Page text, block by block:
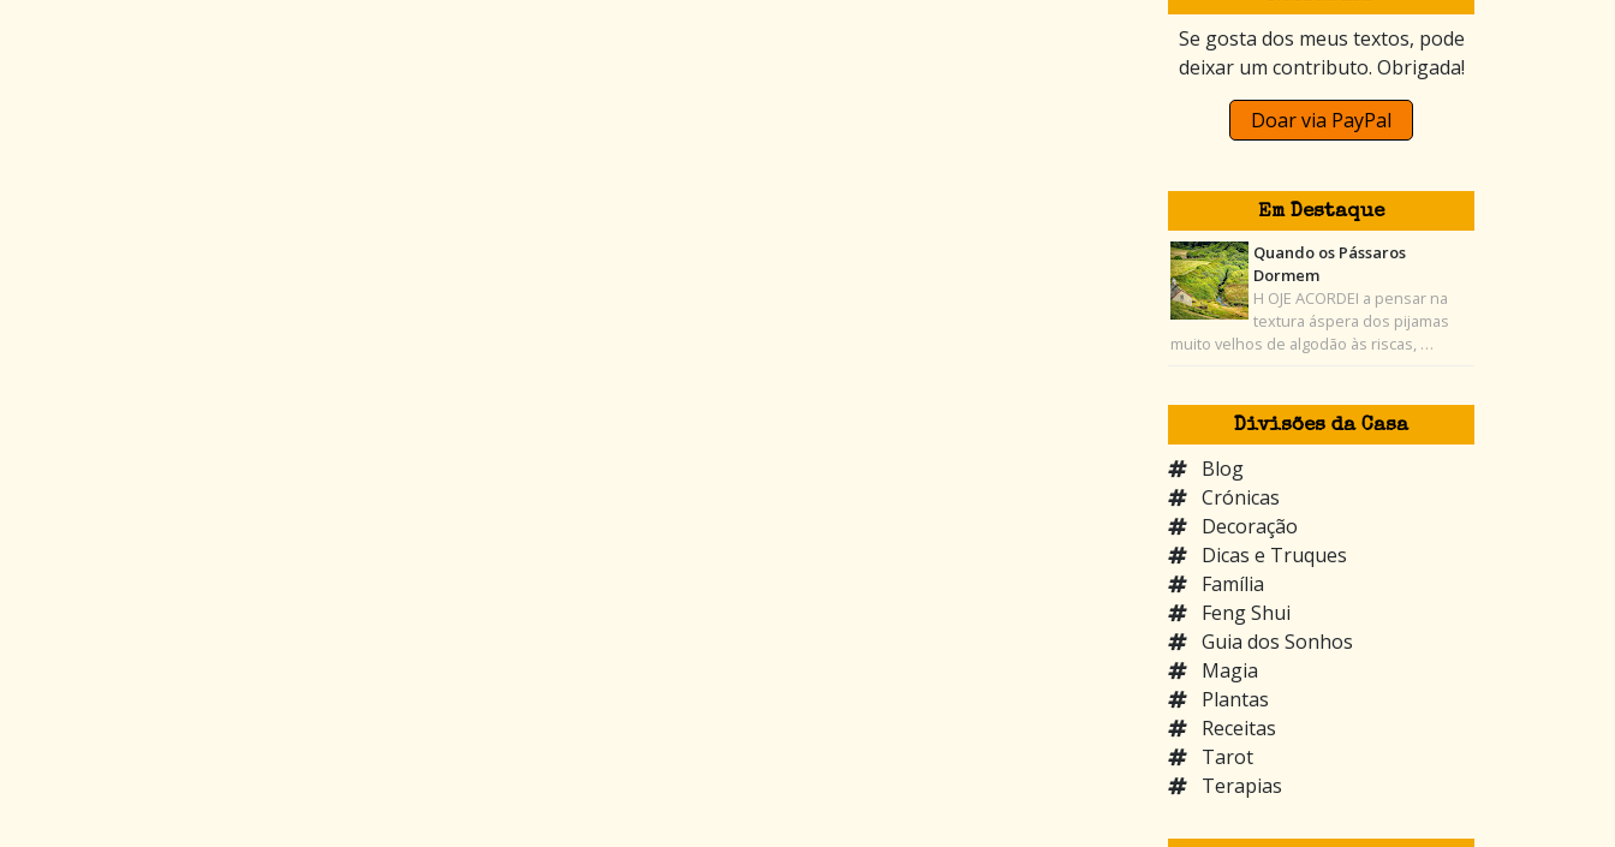
Se gosta dos meus textos, pode
deixar um contributo. Obrigada!
Doar via PayPal
Em Destaque
Quando os Pássaros
Dormem
H OJE ACORDEI a pensar na
textura áspera dos pijamas
muito velhos de algodão às riscas, …
Divisões da Casa
Blog
Crónicas
Decoração
Dicas e Truques
Família
Feng Shui
Guia dos Sonhos
Magia
Plantas
Receitas
Tarot
Terapias